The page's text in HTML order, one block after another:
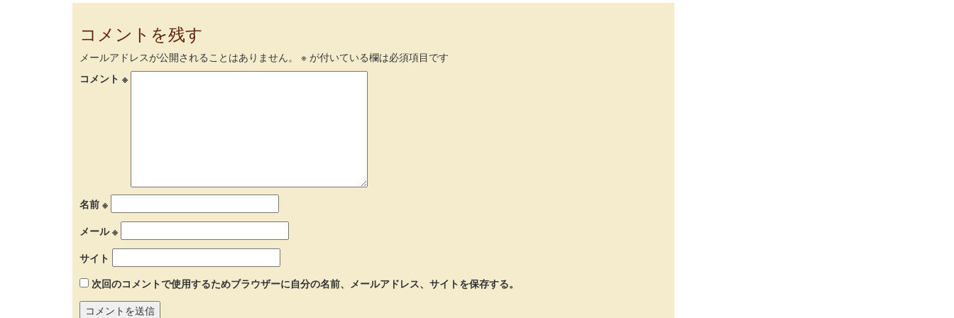
コメントを残す
メールアドレスが公開されることはありません。 ※ が付いている欄は必須項目です
コメント ※
名前 ※
メール※
サイト
次回のコメントで使用するためブラウザーに自分の名前、メールアドレス、サイトを保存する。